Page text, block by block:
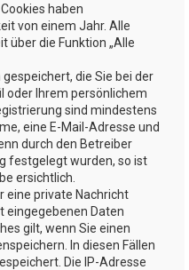
haben
von einem Jahr. Alle
über die Funktion „Alle
die Sie bei der
oder Ihrem persönlichem
sind mindestens
eine E-Mail-Adresse und
durch den Betreiber
festgelegt wurden, so ist
ersichtlich.
eine private Nachricht
eingegebenen Daten
gilt, wenn Sie einen
In diesen Fällen
Die IP-Adresse